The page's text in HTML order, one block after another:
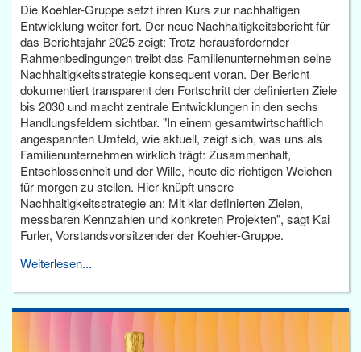
Die Koehler-Gruppe setzt ihren Kurs zur nachhaltigen
Entwicklung weiter fort. Der neue Nachhaltigkeitsbericht für
das Berichtsjahr 2025 zeigt: Trotz herausfordernder
Rahmenbedingungen treibt das Familienunternehmen seine
Nachhaltigkeitsstrategie konsequent voran. Der Bericht
dokumentiert transparent den Fortschritt der definierten Ziele
bis 2030 und macht zentrale Entwicklungen in den sechs
Handlungsfeldern sichtbar. "In einem gesamtwirtschaftlich
angespannten Umfeld, wie aktuell, zeigt sich, was uns als
Familienunternehmen wirklich trägt: Zusammenhalt,
Entschlossenheit und der Wille, heute die richtigen Weichen
für morgen zu stellen. Hier knüpft unsere
Nachhaltigkeitsstrategie an: Mit klar definierten Zielen,
messbaren Kennzahlen und konkreten Projekten", sagt Kai
Furler, Vorstandsvorsitzender der Koehler-Gruppe.
Weiterlesen...